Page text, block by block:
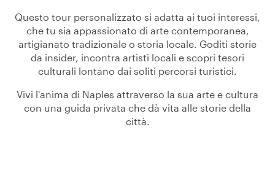
Questo tour personalizzato si adatta ai tuoi interessi,
che tu sia appassionato di arte contemporanea,
artigianato tradizionale o storia locale. Goditi storie
da insider, incontra artisti locali e scopri tesori
culturali lontano dai soliti percorsi turistici.
Vivi l'anima di Naples attraverso la sua arte e cultura
con una guida privata che dà vita alle storie della
città.